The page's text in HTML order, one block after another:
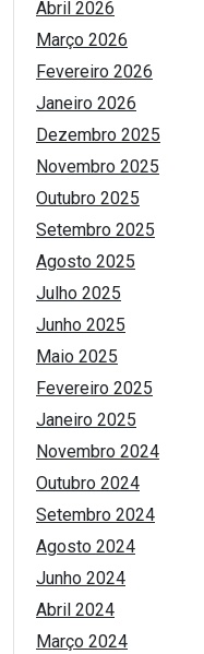
Abril 2026
Março 2026
Fevereiro 2026
Janeiro 2026
Dezembro 2025
Novembro 2025
Outubro 2025
Setembro 2025
Agosto 2025
Julho 2025
Junho 2025
Maio 2025
Fevereiro 2025
Janeiro 2025
Novembro 2024
Outubro 2024
Setembro 2024
Agosto 2024
Junho 2024
Abril 2024
Março 2024